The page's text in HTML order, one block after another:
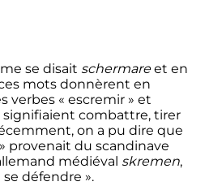
se disait schermareet en
mots donnèrent en
verbes « escremir » et
signifiaient combattre, tirer
on a pu dire que
» provenait du scandinave
médiéval skremen,
se défendre ».